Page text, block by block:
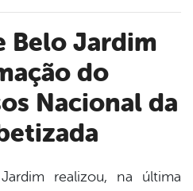
do
Nacional da
realizou, na última